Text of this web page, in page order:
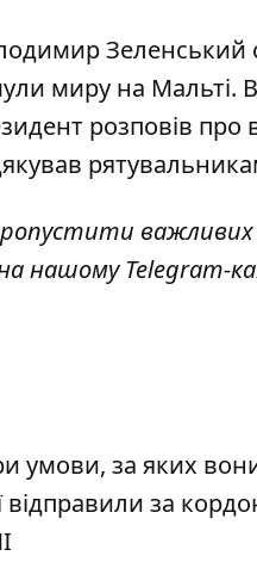
Зеленський
миру на Мальті.
розповів про
нашому Telegram-
умови, за яких
за